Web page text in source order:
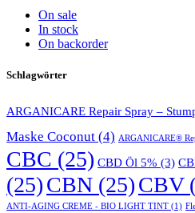
On sale
In stock
On backorder
Schlagwörter
ARGANICARE Repair Spray –
Maske Coconut (4) ARGANICARE®
CBC (25) CBD Öl 5% (3)
(25)CBN (25)CBV
ANTI-AGING CREME - BIO LIGHT TINT (1)